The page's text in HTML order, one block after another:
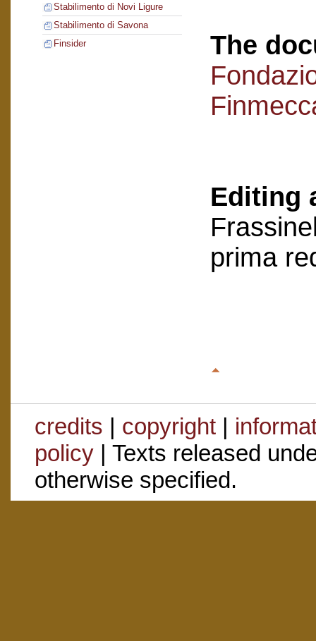
Stabilimento di Novi Ligure
Stabilimento di Savona
Finsider
The
Editing
prima
credits | copyright|
policy| Texts released
otherwise specified.